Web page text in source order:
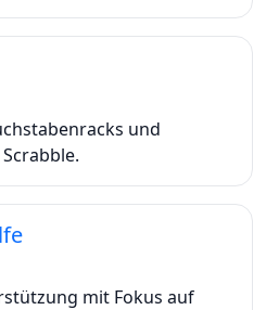
und
mit Fokus auf